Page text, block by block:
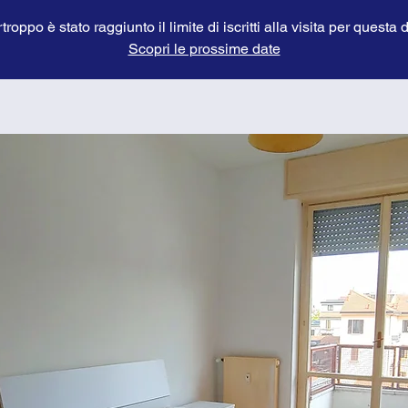
è stato raggiunto il limite di iscritti alla visita per questa
Scopri le prossime date